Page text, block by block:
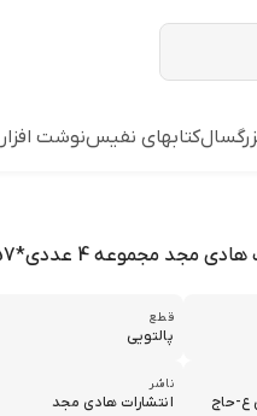
کتابهای نفیسنوشت افزار
مجد مجموعه 4 عددی*257
قطع
پالتویی
ع-حاج
ناشر
انتشارات هادی مجد